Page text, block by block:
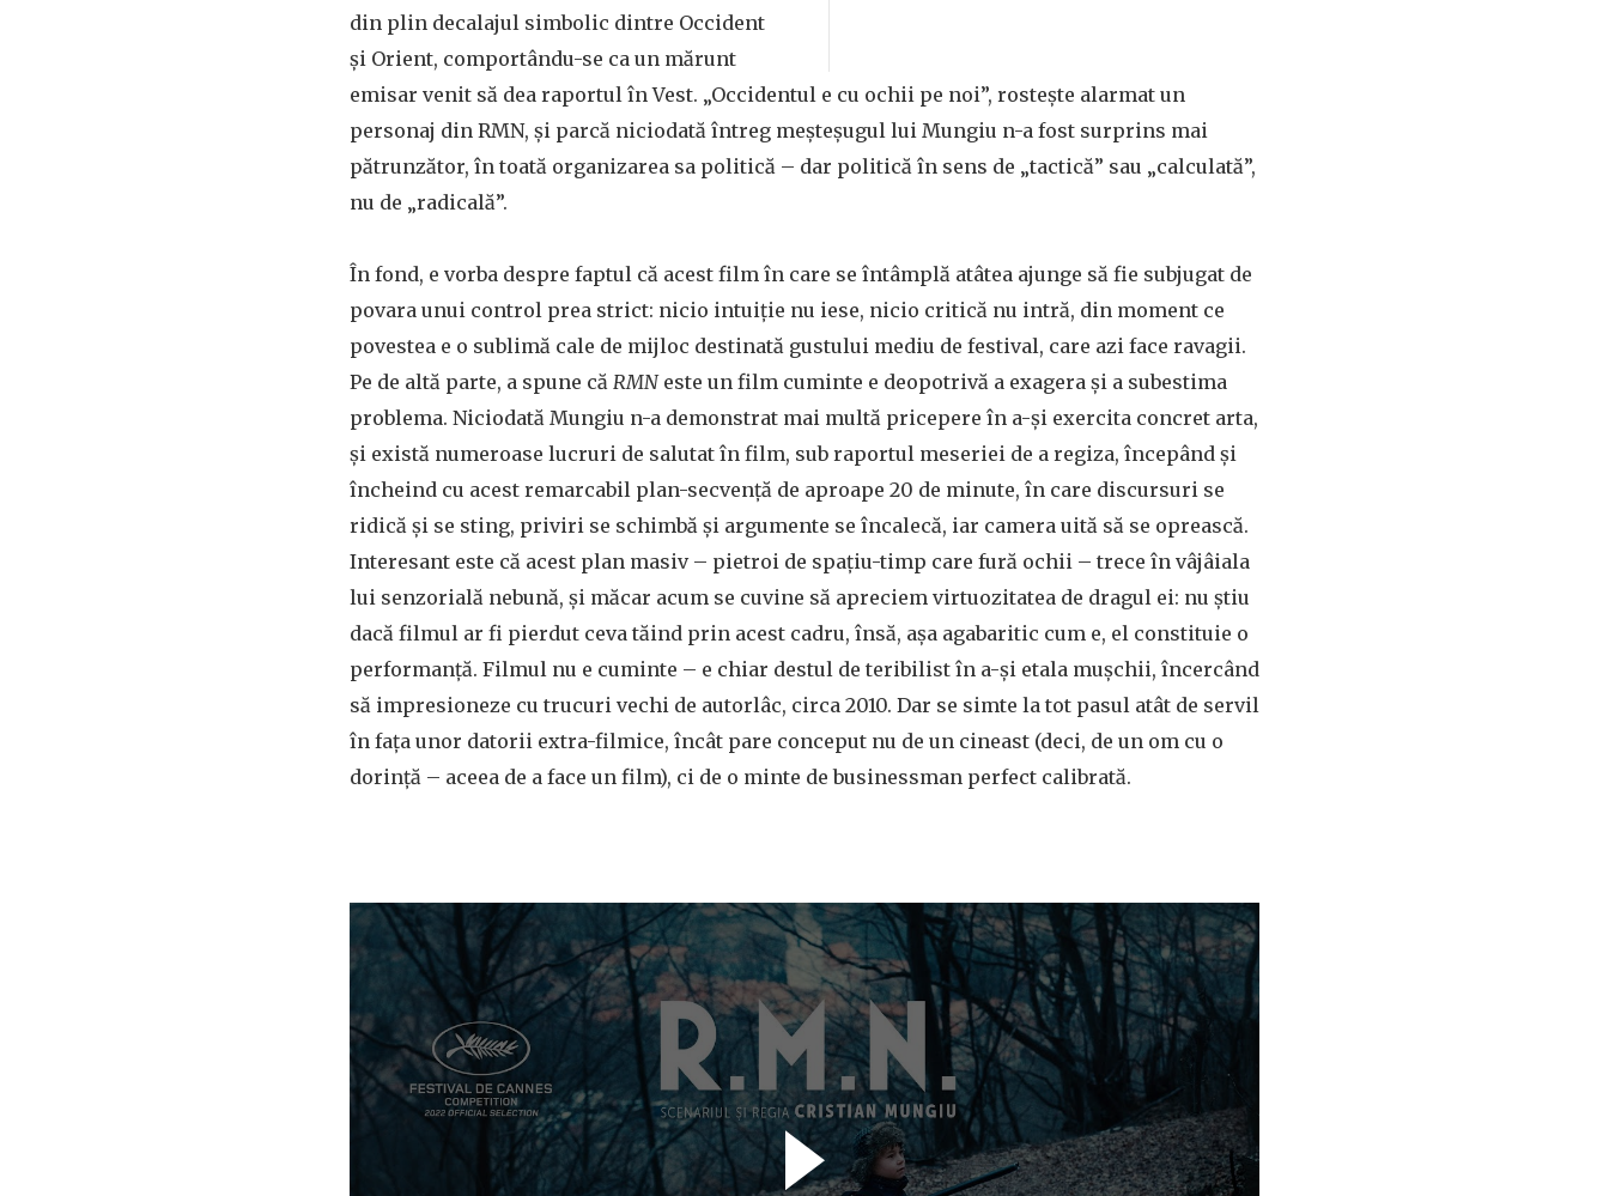
din plin decalajul simbolic dintre Occident
și Orient, comportându-se ca un mărunt
emisar venit să dea raportul în Vest. „Occidentul e cu ochii pe noi”, rostește alarmat un
personaj din RMN, și parcă niciodată întreg meșteșugul lui Mungiu n-a fost surprins mai
pătrunzător, în toată organizarea sa politică – dar politică în sens de „tactică” sau „calculată”,
nu de „radicală”.
În fond, e vorba despre faptul că acest film în care se întâmplă atâtea ajunge să fie subjugat de
povara unui control prea strict: nicio intuiție nu iese, nicio critică nu intră, din moment ce
povestea e o sublimă cale de mijloc destinată gustului mediu de festival, care azi face ravagii.
Pe de altă parte, a spune că RMN este un film cuminte e deopotrivă a exagera și a subestima
problema. Niciodată Mungiu n-a demonstrat mai multă pricepere în a-și exercita concret arta,
și există numeroase lucruri de salutat în film, sub raportul meseriei de a regiza, începând și
încheind cu acest remarcabil plan-secvență de aproape 20 de minute, în care discursuri se
ridică și se sting, priviri se schimbă și argumente se încalecă, iar camera uită să se oprească.
Interesant este că acest plan masiv – pietroi de spațiu-timp care fură ochii – trece în vâjâiala
lui senzorială nebună, și măcar acum se cuvine să apreciem virtuozitatea de dragul ei: nu știu
dacă filmul ar fi pierdut ceva tăind prin acest cadru, însă, așa agabaritic cum e, el constituie o
performanță. Filmul nu e cuminte – e chiar destul de teribilist în a-și etala mușchii, încercând
să impresioneze cu trucuri vechi de autorlâc, circa 2010. Dar se simte la tot pasul atât de servil
în fața unor datorii extra-filmice, încât pare conceput nu de un cineast (deci, de un om cu o
dorință – aceea de a face un film), ci de o minte de businessman perfect calibrată.